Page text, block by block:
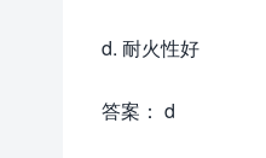
d. 耐火性好
答案： d